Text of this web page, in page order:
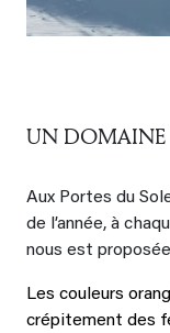
UN
Aux Portes du
de l’année, à
nous est
Les couleurs
crépitement des